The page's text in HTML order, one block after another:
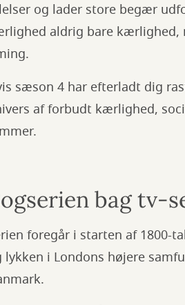
og lader store begær
aldrig bare kærlighed,
sæson 4 har efterladt dig
af forbudt kærlighed,
bag tv-
foregår i starten af 1800-
lykken i Londons højere